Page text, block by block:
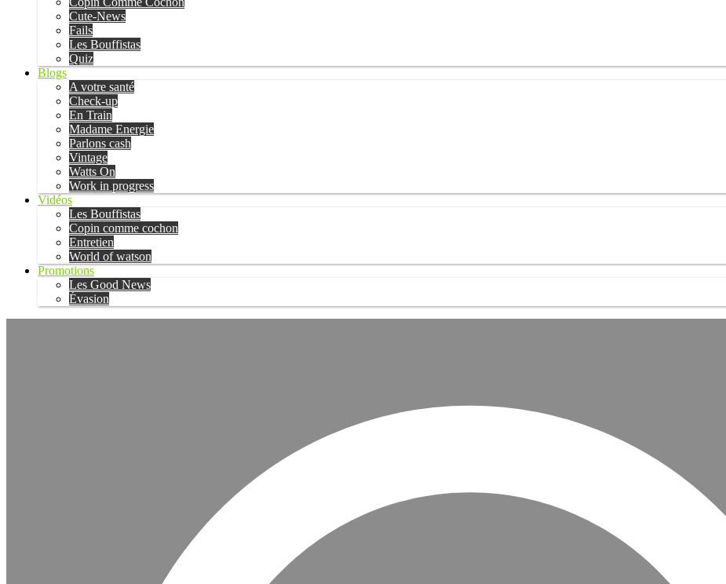
Cute-News
Fails
Les Bouffistas
Quiz
Blogs
A votre santé
Check-up
En Train
Madame Energie
Parlons cash
Vintage
Watts On
Work in progress
Vidéos
Les Bouffistas
Copin comme cochon
Entretien
World of watson
Promotions
Les Good News
Évasion